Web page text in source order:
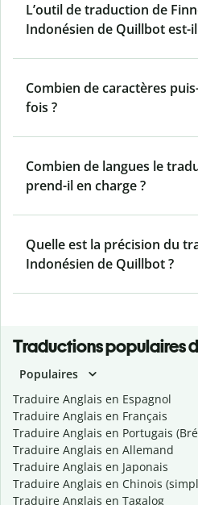
L’outil de traduction de
Indonésien de Quillbot est-
Combien de caractères
fois ?
Combien de langues le
prend-il en charge ?
Quelle est la précision du
Indonésien de Quillbot ?
Traductions populaires
Populaires
Traduire Anglais en Espagnol
Traduire Anglais en Français
Traduire Anglais en Portugais
Traduire Anglais en Allemand
Traduire Anglais en Japonais
Traduire Anglais en Chinois
Traduire Anglais en Tagalog